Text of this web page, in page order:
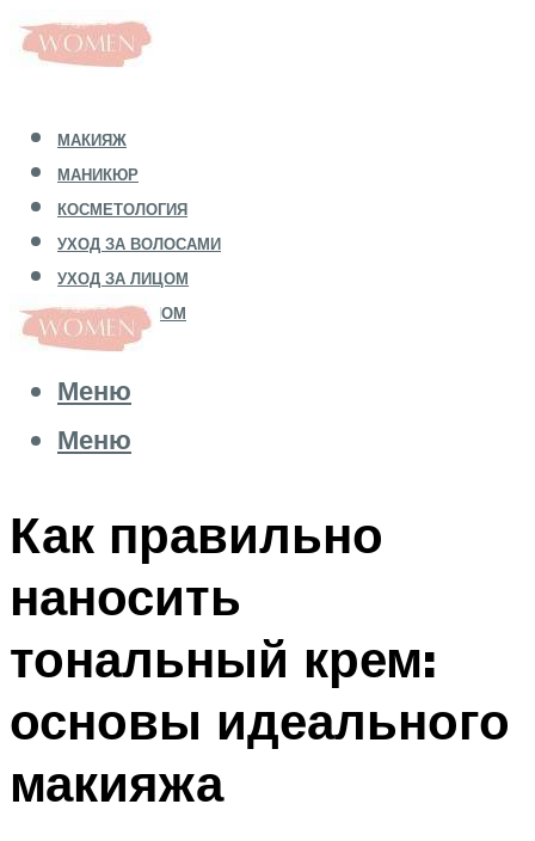
МАКИЯЖ
МАНИКЮР
КОСМЕТОЛОГИЯ
УХОД ЗА ВОЛОСАМИ
УХОД ЗА ЛИЦОМ
УХОД ЗА ТЕЛОМ
Меню
Меню
Как правильно
наносить
тональный крем:
основы идеального
макияжа